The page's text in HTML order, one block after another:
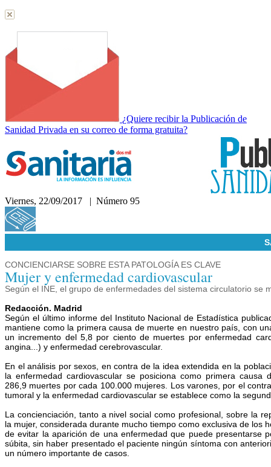
¿Quiere recibir la Publicación de
Sanidad Privada en su correo de forma gratuita?
Viernes, 22/09/2017 | Número 95
CONCIENCIARSE SOBRE ESTA PATOLOGÍA ES CLAVE
Mujer y enfermedad cardiovascular
Según el INE, el grupo de enfermedades del sistema circulatorio
Redacción. Madrid
Según el último informe del Instituto Nacional de Estadística
mantiene como la primera causa de muerte en nuestro país, con
un incremento del 5,8 por ciento de muertes por enfermedad
angina...) y enfermedad cerebrovascular.
En el análisis por sexos, en contra de la idea extendida en la
la enfermedad cardiovascular se posiciona como primera causa
286,9 muertes por cada 100.000 mujeres. Los varones, por el
tumoral y la enfermedad cardiovascular se establece como la
La concienciación, tanto a nivel social como profesional, sobre la
la mujer, considerada durante mucho tiempo como exclusiva de los
de evitar la aparición de una enfermedad que puede presentarse
súbita, sin haber presentado el paciente ningún síntoma con
un número importante de casos.